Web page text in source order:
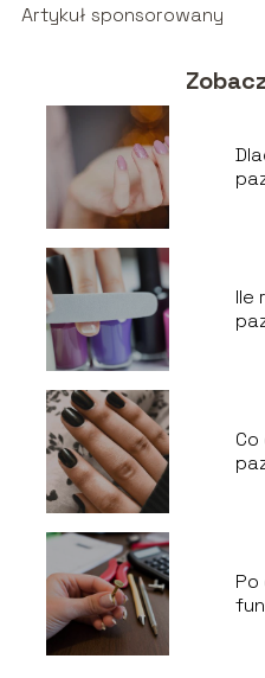
Artykuł sponsorowany
Ile